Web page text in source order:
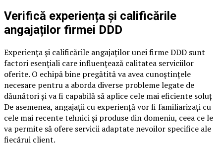
Verifică experiența și calificările
angajaților firmei DDD
Experiența și calificările angajaților unei firme DDD sunt
factori esențiali care influențează calitatea serviciilor
oferite. O echipă bine pregătită va avea cunoștințele
necesare pentru a aborda diverse probleme legate de
dăunători și va fi capabilă să aplice cele mai eficiente soluț
De asemenea, angajații cu experiență vor fi familiarizați cu
cele mai recente tehnici și produse din domeniu, ceea ce le
va permite să ofere servicii adaptate nevoilor specifice ale
fiecărui client.